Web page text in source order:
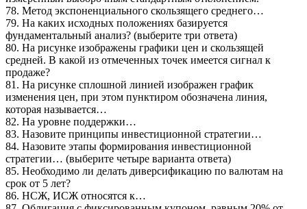
78. Метод экспоненциального скользящего среднего…
79. На каких исходных положениях базируется
фундаментальный анализ? (выберите три ответа)
80. На рисунке изображены графики цен и скользящей
средней. В какой из отмеченных точек имеется сигнал к
продаже?
81. На рисунке сплошной линией изображен график
изменения цен, при этом пунктиром обозначена линия,
которая называется…
82. На уровне поддержки…
83. Назовите принципы инвестиционной стратегии…
84. Назовите этапы формирования инвестиционной
стратегии… (выберите четыре варианта ответа)
85. Необходимо ли делать диверсификацию по валютам на
срок от 5 лет?
86. НСЖ, ИСЖ относятся к…